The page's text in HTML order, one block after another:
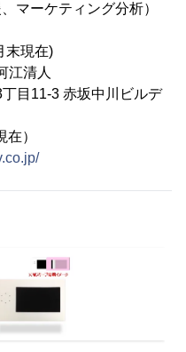
マーケティング分析）
末現在)
江清人
目11-3 赤坂中川ビルデ
）